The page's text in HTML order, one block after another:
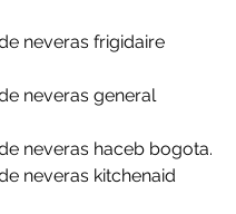
neveras frigidaire
neveras general
neveras haceb bogota.
neveras kitchenaid